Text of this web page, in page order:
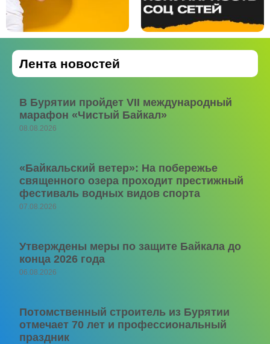
Лента новостей
В Бурятии пройдет VII международный
марафон «Чистый Байкал»
08.08.2026
«Байкальский ветер»: На побережье
священного озера проходит престижный
фестиваль водных видов спорта
07.08.2026
Утверждены меры по защите Байкала до
конца 2026 года
06.08.2026
Потомственный строитель из Бурятии
отмечает 70 лет и профессиональный
праздник